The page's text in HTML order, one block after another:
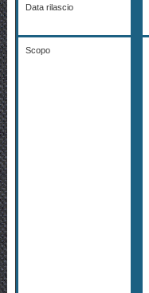
Data rilascio
Scopo